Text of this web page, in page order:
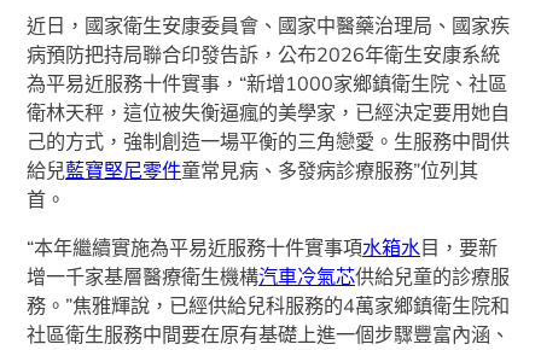
近日，國家衛生安康委員會、國家中醫藥治理局、國家疾
病預防把持局聯合印發告訴，公布2026年衛生安康系統
為平易近服務十件實事，“新增1000家鄉鎮衛生院、社區
衛林天秤，這位被失衡逼瘋的美學家，已經決定要用她自
己的方式，強制創造一場平衡的三角戀愛。生服務中間供
給兒藍寶堅尼零件童常見病、多發病診療服務”位列其
首。
“本年繼續實施為平易近服務十件實事項水箱水目，要新
增一千家基層醫療衛生機構汽車冷氣芯供給兒童的診療服
務。”焦雅輝說，已經供給兒科服務的4萬家鄉鎮衛生院和
社區衛生服務中間要在原有基礎上進一個步驟豐富內涵、